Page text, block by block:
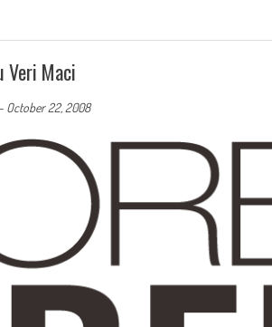
Veri Maci
October 22, 2008